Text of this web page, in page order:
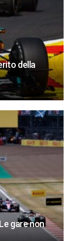
della
gare non